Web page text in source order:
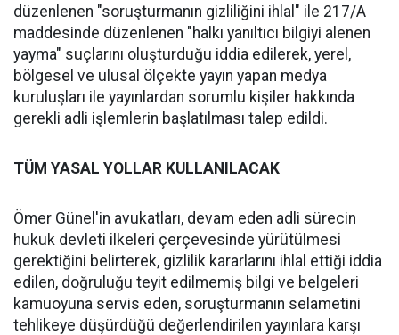
düzenlenen "soruşturmanın gizliliğini ihlal" ile 217/A
maddesinde düzenlenen "halkı yanıltıcı bilgiyi alenen
yayma" suçlarını oluşturduğu iddia edilerek, yerel,
bölgesel ve ulusal ölçekte yayın yapan medya
kuruluşları ile yayınlardan sorumlu kişiler hakkında
gerekli adli işlemlerin başlatılması talep edildi.
TÜM YASAL YOLLAR KULLANILACAK
Ömer Günel'in avukatları, devam eden adli sürecin
hukuk devleti ilkeleri çerçevesinde yürütülmesi
gerektiğini belirterek, gizlilik kararlarını ihlal ettiği iddia
edilen, doğruluğu teyit edilmemiş bilgi ve belgeleri
kamuoyuna servis eden, soruşturmanın selametini
tehlikeye düşürdüğü değerlendirilen yayınlara karşı